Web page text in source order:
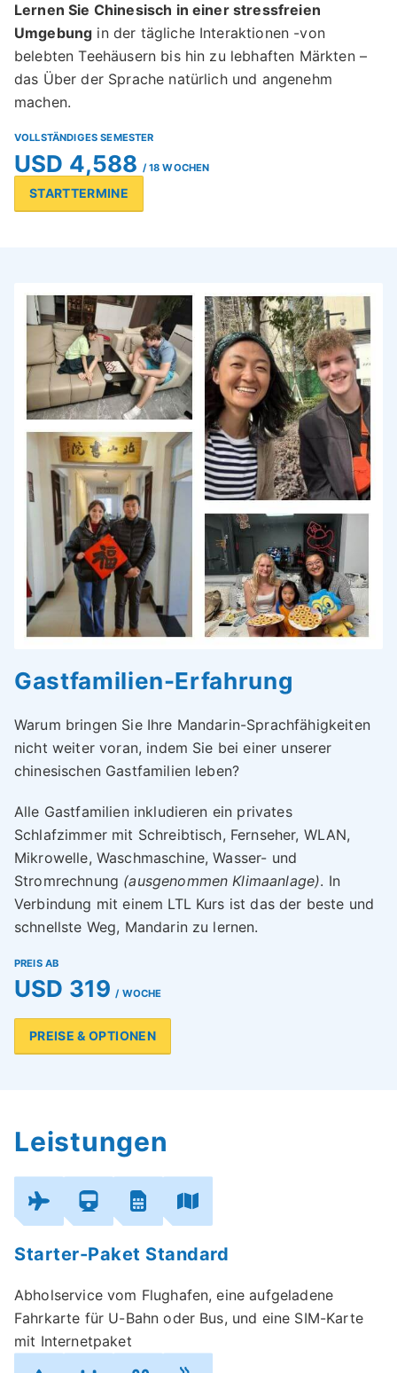
Lernen Sie Chinesisch in einer stressfreien
Umgebung in der tägliche Interaktionen -von
belebten Teehäusern bis hin zu lebhaften Märkten –
das Über der Sprache natürlich und angenehm
machen.
VOLLSTÄNDIGES SEMESTER
USD 4,588 / 18 WOCHEN
STARTTERMINE
Gastfamilien-Erfahrung
Warum bringen Sie Ihre Mandarin-Sprachfähigkeiten
nicht weiter voran, indem Sie bei einer unserer
chinesischen Gastfamilien leben?
Alle Gastfamilien inkludieren ein privates
Schlafzimmer mit Schreibtisch, Fernseher, WLAN,
Mikrowelle, Waschmaschine, Wasser- und
Stromrechnung (ausgenommen Klimaanlage). In
Verbindung mit einem LTL Kurs ist das der beste und
schnellste Weg, Mandarin zu lernen.
PREIS AB
USD 319 / WOCHE
PREISE & OPTIONEN
Leistungen
Starter-Paket Standard
Abholservice vom Flughafen, eine aufgeladene
Fahrkarte für U-Bahn oder Bus, und eine SIM-Karte
mit Internetpaket